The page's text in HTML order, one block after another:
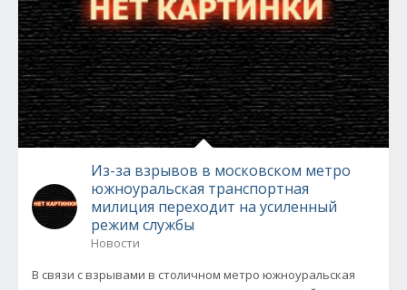
Из-за взрывов в московском метро
южноуральская транспортная
милиция переходит на усиленный
режим службы
Новости
В связи с взрывами в столичном метро южноуральская